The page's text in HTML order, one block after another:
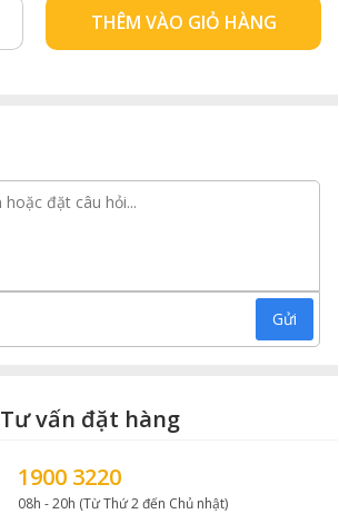
THÊM VÀO GIỎ HÀNG
Gửi
Tư vấn đặt hàng
1900 3220
08h - 20h (Từ Thứ 2 đến Chủ nhật)